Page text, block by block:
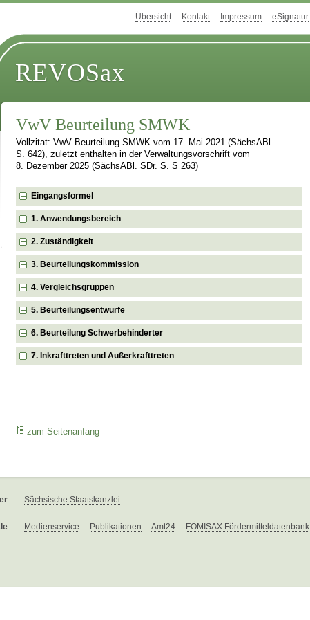
Übersicht Kontakt Impressum eSignatur
REVOSax
VwV Beurteilung SMWK
Vollzitat: VwV Beurteilung SMWK vom 17. Mai 2021 (SächsABl.
S. 642), zuletzt enthalten in der Verwaltungsvorschrift vom
8. Dezember 2025 (SächsABl. SDr. S. S 263)
Eingangsformel
1. Anwendungsbereich
2. Zuständigkeit
3. Beurteilungskommission
4. Vergleichsgruppen
5. Beurteilungsentwürfe
6. Beurteilung Schwerbehinderter
7. Inkrafttreten und Außerkrafttreten
zum Seitenanfang
Sächsische Staatskanzlei
Medienservice Publikationen Amt24 FÖMISAX Fördermitteldatenbank